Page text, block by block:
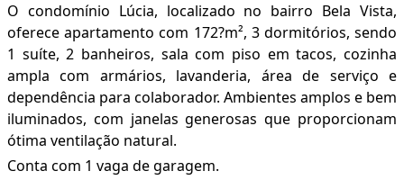
O condomínio Lúcia, localizado no bairro Bela Vista,
oferece apartamento com 172?m², 3 dormitórios, sendo
1 suíte, 2 banheiros, sala com piso em tacos, cozinha
ampla com armários, lavanderia, área de serviço e
dependência para colaborador. Ambientes amplos e bem
iluminados, com janelas generosas que proporcionam
ótima ventilação natural.
Conta com 1 vaga de garagem.